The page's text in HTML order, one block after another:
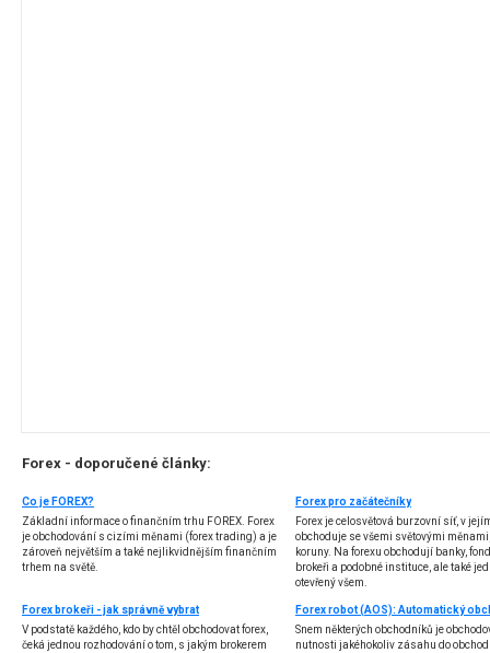
Forex - doporučené články:
Co je FOREX?
Základní informace o finančním trhu FOREX. Forex
je obchodování s cizími měnami (forex trading) a je
zároveň největším a také nejlikvidnějším finančním
trhem na světě.
Forex pro začátečníky
Forex je celosvětová burzovní síť, v
obchoduje se všemi světovými
koruny. Na forexu obchodují banky,
brokeři a podobné instituce, ale také
otevřený všem.
Forex brokeři - jak správně vybrat
V podstatě každého, kdo by chtěl obchodovat forex,
čeká jednou rozhodování o tom, s jakým brokerem
Snem některých obchodníků je
nutnosti jakéhokoliv zásahu do